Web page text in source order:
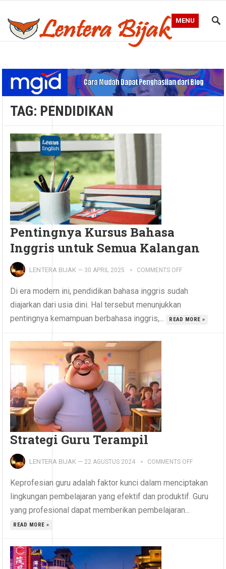
MENU
TAG: PENDIDIKAN
Pentingnya Kursus Bahasa
Inggris untuk Semua Kalangan
LENTERA BIJAK — 30 APRIL 2025 COMMENTS OFF
Di era modern ini, pendidikan bahasa inggris sudah
diajarkan dari usia dini. Hal tersebut menunjukkan
pentingnya kemampuan berbahasa inggris,...
READ MORE »
Strategi Guru Terampil
LENTERA BIJAK — 22 AGUSTUS 2024 COMMENTS OFF
Keprofesian guru adalah faktor kunci dalam menciptakan
lingkungan pembelajaran yang efektif dan produktif. Guru
yang profesional dapat memberikan pembelajaran...
READ MORE »